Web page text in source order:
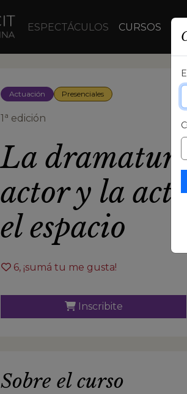
ESPECTÁCULOS CURSOS
Actuación Presenciales
1 a edición
La
actor y la
el espacio
6, ¡sumá tu me gusta!
Inscribite
Sobre el curso